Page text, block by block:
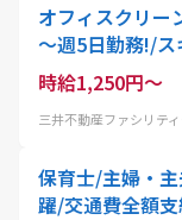
オフィスクリー
～週5日勤務!/
活躍中
時給1,250円～
保育士/主婦・
躍/交通費全額